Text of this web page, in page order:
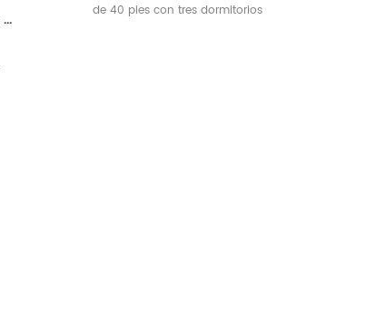
nuevo diseño 20 pies 40 pies prefabricados 3 dormitorios pequeña casa contenedor expandible
de 40 pies con tres dormitorios